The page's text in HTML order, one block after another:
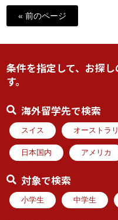
« 前のページ
条件を指定して、お探
す。
海外留学先で検索
スイス オーストラ
日本国内 アメリカ
対象で検索
小学生 中学生